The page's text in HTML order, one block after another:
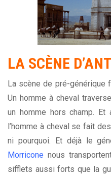
LA SCÈNE
La scène de pré-générique
Un homme à cheval
un homme hors champ.
l’homme à cheval se fait
ni pourquoi. Et déjà le
Morricone nous
sifflets aussi forts que la